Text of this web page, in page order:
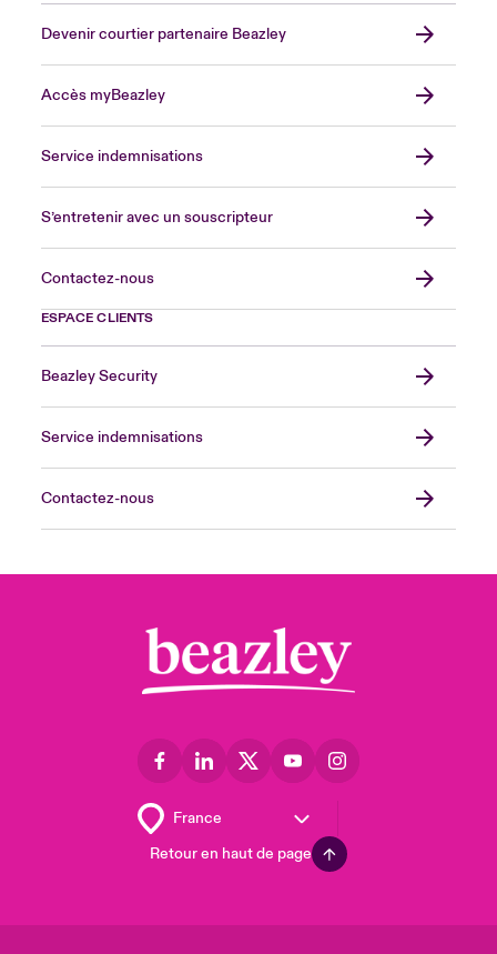
Devenir courtier partenaire Beazley
Accès myBeazley
Service indemnisations
S’entretenir avec un souscripteur
Contactez-nous
ESPACE CLIENTS
Beazley Security
Service indemnisations
Contactez-nous
Retour en haut de page